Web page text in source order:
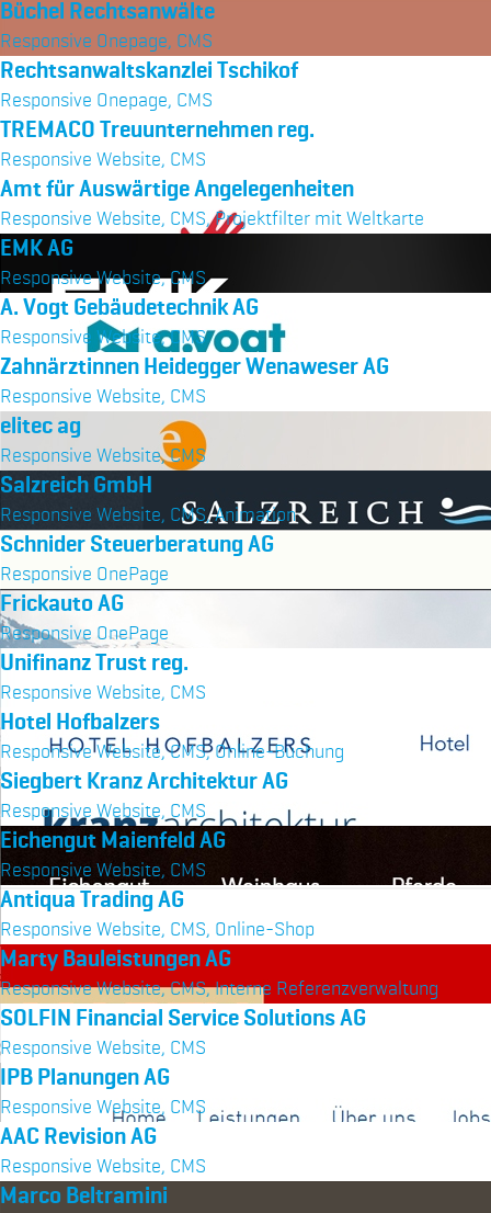
Büchel Rechtsanwälte
Responsive Onepage, CMS
Rechtsanwaltskanzlei Tschikof
Responsive Onepage, CMS
TREMACO Treuunternehmen reg.
Responsive Website, CMS
Amt für Auswärtige Angelegenheiten
Responsive Website, CMS, Projektfilter mit Weltkarte
EMK AG
Responsive Website, CMS
A. Vogt Gebäudetechnik AG
Responsive Website, CMS
Zahnärztinnen Heidegger Wenaweser AG
Responsive Website, CMS
elitec ag
Responsive Website, CMS
Salzreich GmbH
Responsive Website, CMS, Animation
Schnider Steuerberatung AG
Responsive OnePage
Frickauto AG
Responsive OnePage
Unifinanz Trust reg.
Responsive Website, CMS
Hotel Hofbalzers
Responsive Website, CMS, Online-Buchung
Siegbert Kranz Architektur AG
Responsive Website, CMS
Eichengut Maienfeld AG
Responsive Website, CMS
Antiqua Trading AG
Responsive Website, CMS, Online-Shop
Marty Bauleistungen AG
Responsive Website, CMS, Interne Referenzverwaltung
SOLFIN Financial Service Solutions AG
Responsive Website, CMS
IPB Planungen AG
Responsive Website, CMS
AAC Revision AG
Responsive Website, CMS
Marco Beltramini